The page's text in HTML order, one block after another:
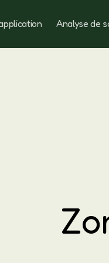
Analyse de